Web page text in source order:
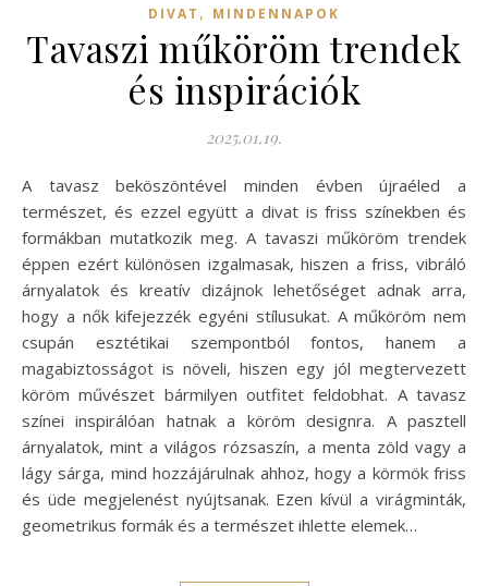
DIVAT , MINDENNAPOK
Tavaszi műköröm trendek
és inspirációk
2025.01.19.
A tavasz beköszöntével minden évben újraéled a
természet, és ezzel együtt a divat is friss színekben és
formákban mutatkozik meg. A tavaszi műköröm trendek
éppen ezért különösen izgalmasak, hiszen a friss, vibráló
árnyalatok és kreatív dizájnok lehetőséget adnak arra,
hogy a nők kifejezzék egyéni stílusukat. A műköröm nem
csupán esztétikai szempontból fontos, hanem a
magabiztosságot is növeli, hiszen egy jól megtervezett
köröm művészet bármilyen outfitet feldobhat. A tavasz
színei inspirálóan hatnak a köröm designra. A pasztell
árnyalatok, mint a világos rózsaszín, a menta zöld vagy a
lágy sárga, mind hozzájárulnak ahhoz, hogy a körmök friss
és üde megjelenést nyújtsanak. Ezen kívül a virágminták,
geometrikus formák és a természet ihlette elemek…